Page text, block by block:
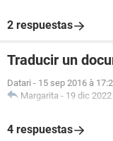
2 respuestas
Traducir un
Datari - 15 sep 2016 à
Margarita - 19 dic
4 respuestas